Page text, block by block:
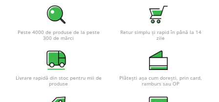
Pachete sisteme fotovoltaice
Statii de incarcare vehicule
Statii de incarcare
Cabluri de incarcare vehicule
electrice
Peste 4000 de produse de la peste
300 de mărci
Retur simplu și rapid în până la 14
zile
Livrare rapidă din stoc pentru mii de
produse
Plătești așa cum dorești, prin card,
ramburs sau OP